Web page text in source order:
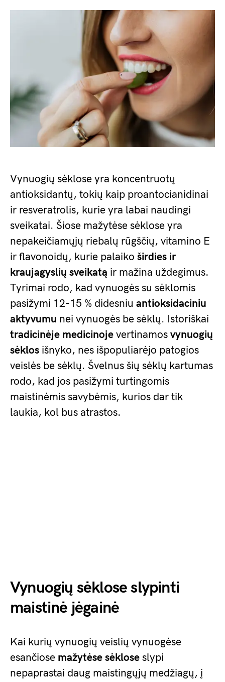
Vynuogių sėklose yra koncentruotų
antioksidantų, tokių kaip proantocianidinai
ir resveratrolis, kurie yra labai naudingi
sveikatai. Šiose mažytėse sėklose yra
nepakeičiamųjų riebalų rūgščių, vitamino E
ir flavonoidų, kurie palaiko širdies ir
kraujagyslių sveikatą ir mažina uždegimus.
Tyrimai rodo, kad vynuogės su sėklomis
pasižymi 12-15 % didesniu antioksidaciniu
aktyvumu nei vynuogės be sėklų. Istoriškai
tradicinėje medicinoje vertinamos vynuogių
sėklos išnyko, nes išpopuliarėjo patogios
veislės be sėklų. Švelnus šių sėklų kartumas
rodo, kad jos pasižymi turtingomis
maistinėmis savybėmis, kurios dar tik
laukia, kol bus atrastos.
Vynuogių sėklose slypinti
maistinė jėgainė
Kai kurių vynuogių veislių vynuogėse
esančiose mažytėse sėklose slypi
nepaprastai daug maistingųjų medžiagų, į